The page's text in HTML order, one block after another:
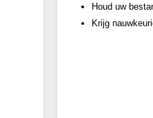
Houd uw
Krijg